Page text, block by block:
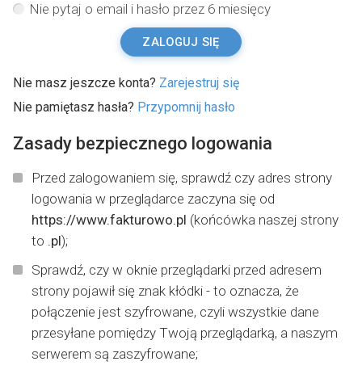
Nie pytaj o email i hasło przez 6 miesięcy
ZALOGUJ SIĘ
Nie masz jeszcze konta? Zarejestruj się
Nie pamiętasz hasła? Przypomnij hasło
Zasady bezpiecznego logowania
Przed zalogowaniem się, sprawdź czy adres strony
logowania w przeglądarce zaczyna się od
https://www.fakturowo.pl (końcówka naszej strony
to .pl);
Sprawdź, czy w oknie przeglądarki przed adresem
strony pojawił się znak kłódki - to oznacza, że
połączenie jest szyfrowane, czyli wszystkie dane
przesyłane pomiędzy Twoją przeglądarką, a naszym
serwerem są zaszyfrowane;